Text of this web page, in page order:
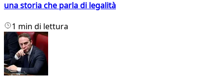
una storia che parla di legalità
1 min di lettura